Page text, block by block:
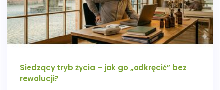
Siedzący tryb życia – jak go „odkręcić” bez
rewolucji?